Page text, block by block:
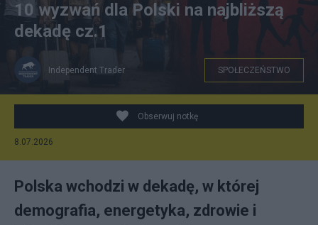
Wyzwania dla Polski - Independent Trader
10 wyzwań dla Polski na najbliższą
dekadę cz.1
Independent Trader SPOŁECZEŃSTWO
Obserwuj notkę
8.07.2026
Polska wchodzi w dekadę, w której
demografia, energetyka, zdrowie i